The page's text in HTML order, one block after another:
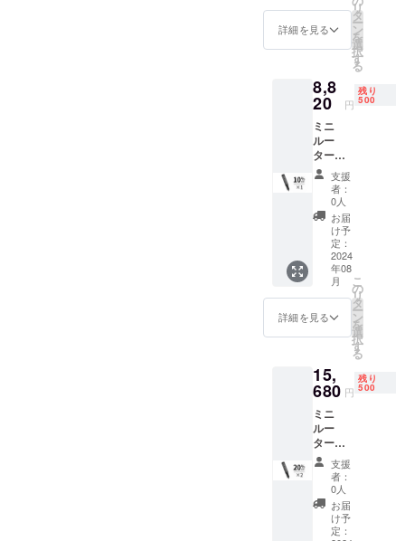
限定）
内容
物： ミ
ニルー
アクセ
サリー
×42 充
電ケー
ブル×1
詳細を見る
リ
タ
ー
ン
を
選
択
す
る
8,8
20 円
残り
500
ミニ
ルー
ター
「DUK
A」×1
定価：
9,800円
（税
込） ※
送料込
み（日
本国内
限定）
内容
物： ミ
ニルー
アクセ
サリー
×42 充
電ケー
ブル×1
支援
者：
0人
お届
け予
定：
2024
年08
月
詳細を見る
こ
の
リ
タ
ー
ン
を
選
択
す
る
15,
680 円
残り
500
ミニ
ルー
ター
「DUK
A」×2
定価：
19,600
円（税
込） ※
支援
者：
0人
お届
け予
定：